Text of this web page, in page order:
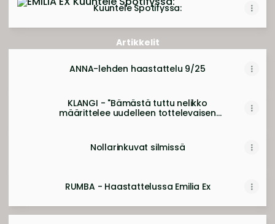
Kuuntele Spotifyssa:
Artikkelit
ANNA-lehden haastattelu 9/25
KLANGI - "Bämästä tuttu nelikko
määrittelee uudelleen tottelevaisen
Nollarinkuvat silmissä
RUMBA - Haastattelussa Emilia Ex